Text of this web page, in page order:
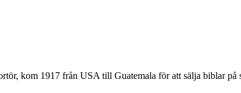
kom 1917 från USA till Guatemala för att sälja biblar på